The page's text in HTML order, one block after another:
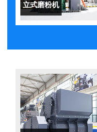
立式磨粉机